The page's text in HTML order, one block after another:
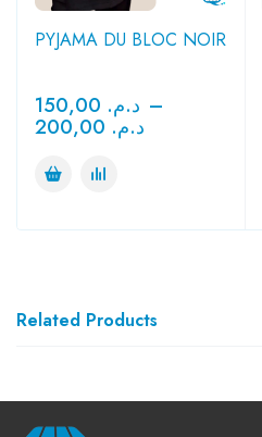
PYJAMA DU BLOC NOIR
د.م. –
د.م.
Related Products